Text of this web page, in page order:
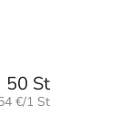
50 St
€/1 St